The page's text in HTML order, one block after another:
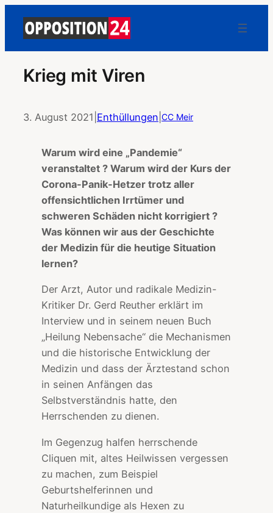
Krieg mit Viren
3. August 2021 Enthüllungen CC Meir
Warum wird eine „Pandemie“
veranstaltet ? Warum wird der Kurs der
Corona-Panik-Hetzer trotz aller
offensichtlichen Irrtümer und
schweren Schäden nicht korrigiert ?
Was können wir aus der Geschichte
der Medizin für die heutige Situation
lernen?
Der Arzt, Autor und radikale Medizin-
Kritiker Dr. Gerd Reuther erklärt im
Interview und in seinem neuen Buch
„Heilung Nebensache“ die Mechanismen
und die historische Entwicklung der
Medizin und dass der Ärztestand schon
in seinen Anfängen das
Selbstverständnis hatte, den
Herrschenden zu dienen.
Im Gegenzug halfen herrschende
Cliquen mit, altes Heilwissen vergessen
zu machen, zum Beispiel
Geburtshelferinnen und
Naturheilkundige als Hexen zu